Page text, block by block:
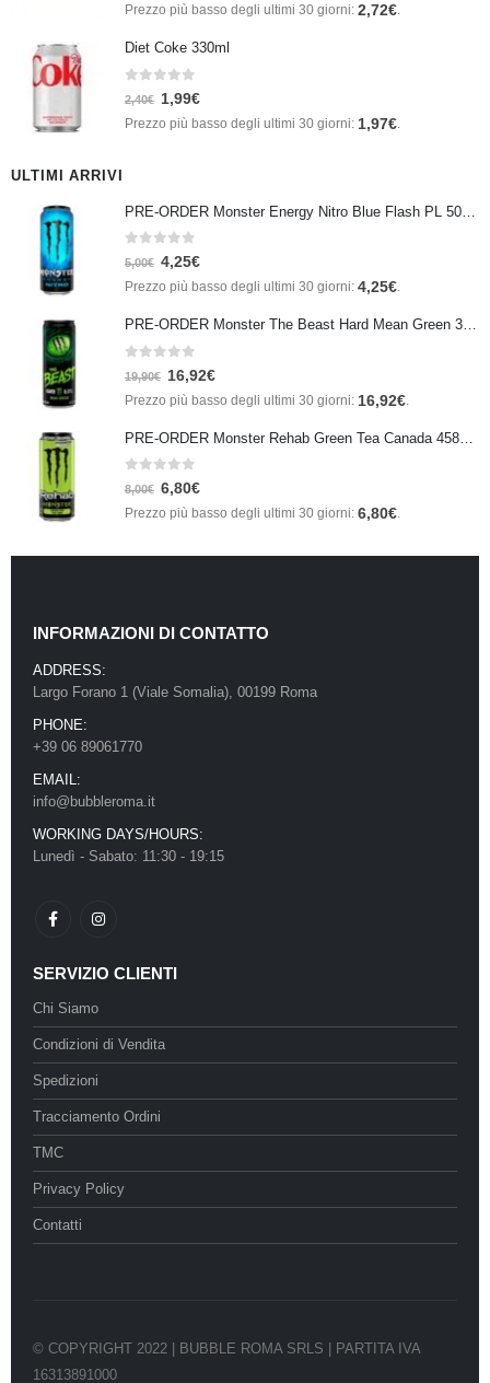
Prezzo più basso degli ultimi 30 giorni: 2,72€.
Diet Coke 330ml
Su 5
2,40€ 1,99€
Prezzo più basso degli ultimi 30 giorni: 1,97€.
ULTIMI ARRIVI
Su 5
5,00€ 4,25€
Prezzo più basso degli ultimi 30 giorni: 4,25€.
PRE-ORDER Monster The Beast Hard Mean Green 355 ml IN ARRIVO ENTRO IL 21 SETTEMBRE
Su 5
19,90€ 16,92€
Prezzo più basso degli ultimi 30 giorni: 16,92€.
Su 5
8,00€ 6,80€
Prezzo più basso degli ultimi 30 giorni: 6,80€.
INFORMAZIONI DI CONTATTO
ADDRESS:
Largo Forano 1 (Viale Somalia), 00199 Roma
PHONE:
+39 06 89061770
EMAIL:
info@bubbleroma.it
WORKING DAYS/HOURS:
Lunedì - Sabato: 11:30 - 19:15
SERVIZIO CLIENTI
Chi Siamo
Condizioni di Vendita
Spedizioni
Tracciamento Ordini
TMC
Privacy Policy
Contatti
© COPYRIGHT 2022 | BUBBLE ROMA SRLS | PARTITA IVA
16313891000